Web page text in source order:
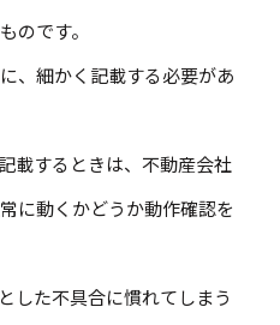
のです。
、細かく記載する必要があ
載するときは、不動産会社
に動くかどうか動作確認を
した不具合に慣れてしまう